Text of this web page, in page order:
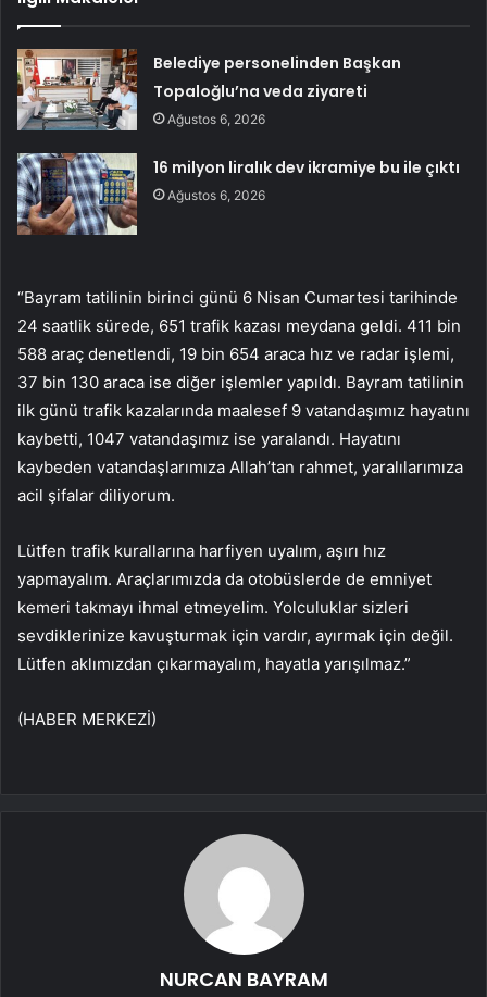
Belediye personelinden Başkan
Topaloğlu’na veda ziyareti
Ağustos 6, 2026
16 milyon liralık dev ikramiye bu ile çıktı
Ağustos 6, 2026
“Bayram tatilinin birinci günü 6 Nisan Cumartesi tarihinde
24 saatlik sürede, 651 trafik kazası meydana geldi. 411 bin
588 araç denetlendi, 19 bin 654 araca hız ve radar işlemi,
37 bin 130 araca ise diğer işlemler yapıldı. Bayram tatilinin
ilk günü trafik kazalarında maalesef 9 vatandaşımız hayatını
kaybetti, 1047 vatandaşımız ise yaralandı. Hayatını
kaybeden vatandaşlarımıza Allah’tan rahmet, yaralılarımıza
acil şifalar diliyorum.
Lütfen trafik kurallarına harfiyen uyalım, aşırı hız
yapmayalım. Araçlarımızda da otobüslerde de emniyet
kemeri takmayı ihmal etmeyelim. Yolculuklar sizleri
sevdiklerinize kavuşturmak için vardır, ayırmak için değil.
Lütfen aklımızdan çıkarmayalım, hayatla yarışılmaz.”
(HABER MERKEZİ)
NURCAN BAYRAM